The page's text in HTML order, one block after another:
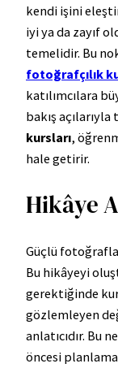
kendi işini
iyi ya da zayıf
temelidir. Bu
fotoğrafçılık
katılımcılara
bakış açılarıyla
kursları,
hale getirir.
Hikâye
Güçlü
Bu hikâyeyi
gerektiğinde
gözlemleyen
anlatıcıdır. Bu
öncesi